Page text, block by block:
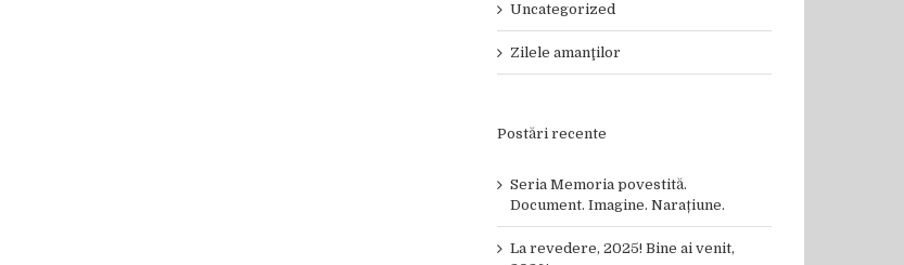
Uncategorized
Zilele amanţilor
Postări recente
Seria Memoria povestită.
Document. Imagine. Narațiune.
La revedere, 2025! Bine ai venit,